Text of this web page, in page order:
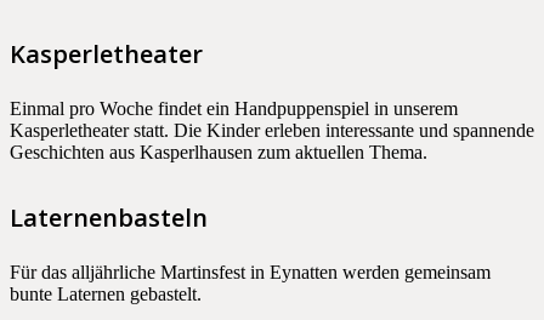
Kasperletheater
Einmal pro Woche findet ein Handpuppenspiel in unserem
Kasperletheater statt. Die Kinder erleben interessante und spannende
Geschichten aus Kasperlhausen zum aktuellen Thema.
Laternenbasteln
Für das alljährliche Martinsfest in Eynatten werden gemeinsam
bunte Laternen gebastelt.